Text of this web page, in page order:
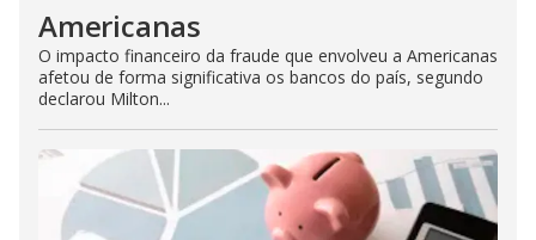
Americanas
O impacto financeiro da fraude que envolveu a Americanas
afetou de forma significativa os bancos do país, segundo
declarou Milton...